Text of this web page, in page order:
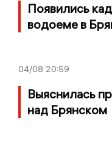
Появились
водоеме в
04/08 20:59
Выяснилась
над Брянском